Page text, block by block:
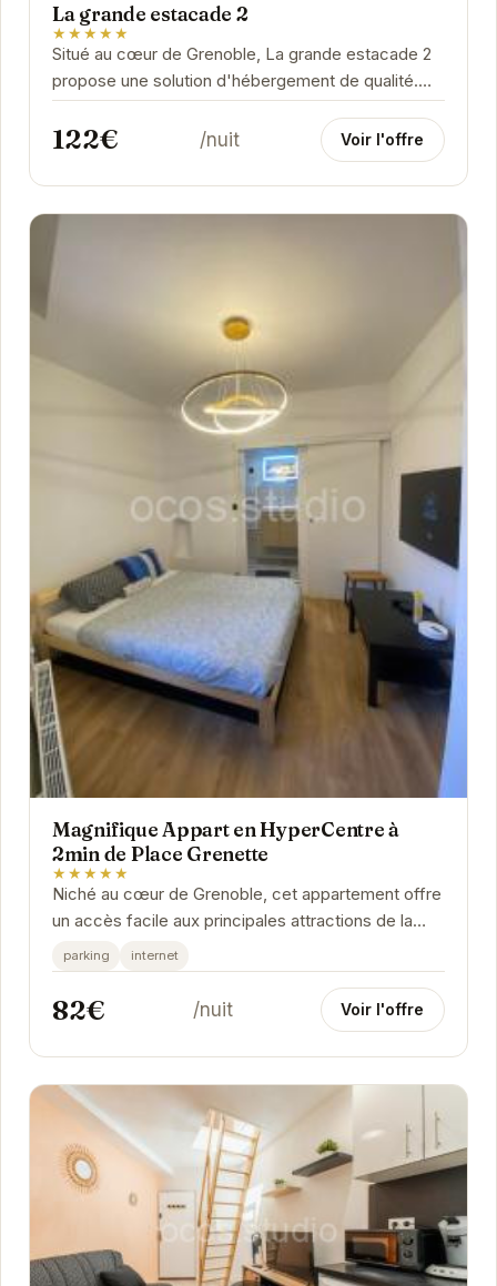
La grande estacade 2
★★★★★
Situé au cœur de Grenoble, La grande estacade 2
propose une solution d'hébergement de qualité.
Ses services et équipements modernes sont
pensés...
122€ /nuit Voir l'offre
Magnifique Appart en HyperCentre à
2min de Place Grenette
★★★★★
Niché au cœur de Grenoble, cet appartement offre
un accès facile aux principales attractions de la
ville. Son emplacement privilégié, à...
parking internet
82€ /nuit Voir l'offre